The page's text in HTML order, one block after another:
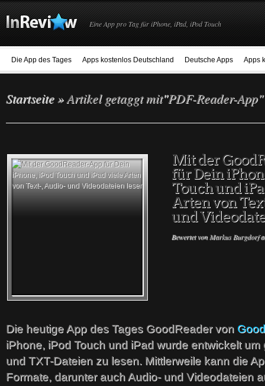
Eine App pro Tag für iPhone, iPad, iPod Touch
Die App des Tages Apps kostenlos Deutschland Deutsche Apps Apps
Startseite»Artikel getaggt mit"PDF-Reader-App"
Mit der
für Dein
Touch und
Arten von
und
Bewertet vonMarkus Burgdorf
Die heutige App des Tages GoodReader von
iPhone, iPod Touch und iPad wurde entwickelt um
und TXT-Dateien zu lesen. Mittlerweile kann die
Formate, darunter auch Audio- und Videodateien